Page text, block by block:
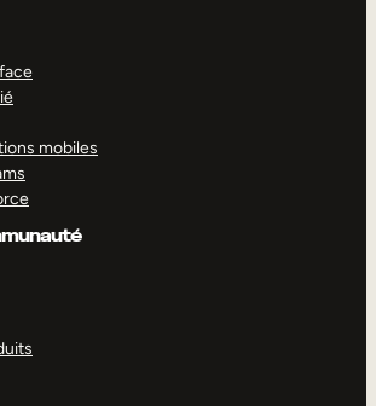
mobiles